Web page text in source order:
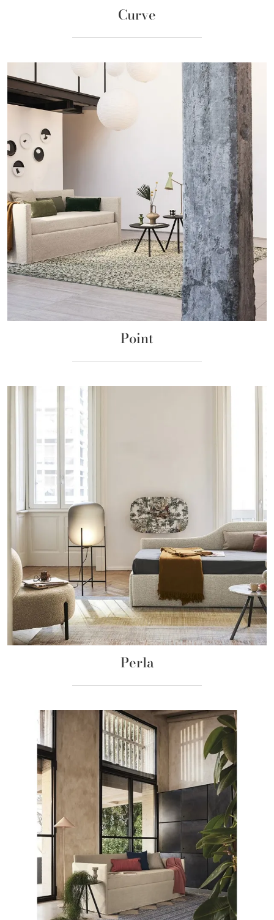
Curve
Point
Perla